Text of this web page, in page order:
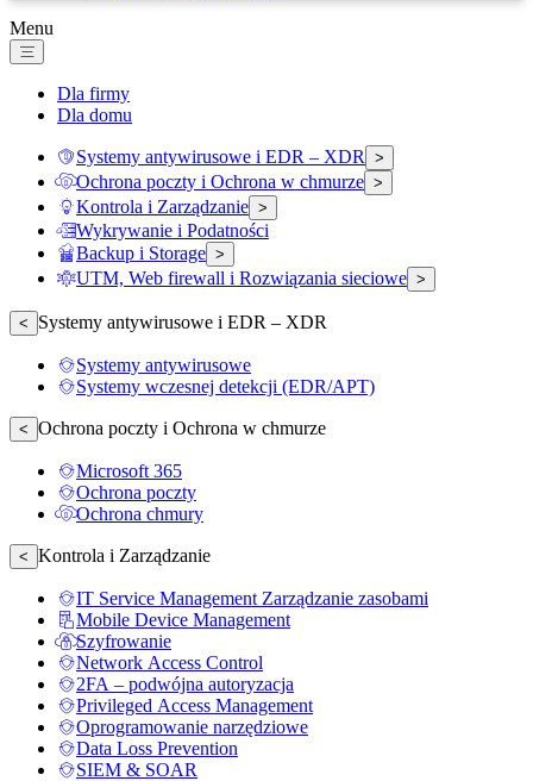
Menu
Dla firmy
Dla domu
Systemy antywirusowe i EDR – XDR >
Ochrona poczty i Ochrona w chmurze >
Kontrola i Zarządzanie >
Wykrywanie i Podatności
Backup i Storage >
UTM, Web firewall i Rozwiązania sieciowe >
< Systemy antywirusowe i EDR – XDR
Systemy antywirusowe
Systemy wczesnej detekcji (EDR/APT)
< Ochrona poczty i Ochrona w chmurze
Microsoft 365
Ochrona poczty
Ochrona chmury
< Kontrola i Zarządzanie
IT Service Management Zarządzanie zasobami
Mobile Device Management
Szyfrowanie
Network Access Control
2FA – podwójna autoryzacja
Privileged Access Management
Oprogramowanie narzędziowe
Data Loss Prevention
SIEM & SOAR